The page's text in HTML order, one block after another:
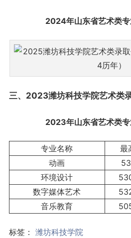
2024年山东省艺术类
三、2023潍坊科技学院艺术类
2023年山东省艺术类
专业名称 最
动画
环境设计
数字媒体艺术
音乐教育
标签： 潍坊科技学院